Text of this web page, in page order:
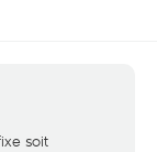
soit